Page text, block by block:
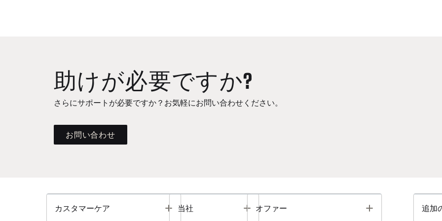
助けが必要ですか?
さらにサポートが必要ですか？お気軽にお問い合わせください。
お問い合わせ
カスタマーケア Toggle
当社 Toggle
オファー Toggle 追加